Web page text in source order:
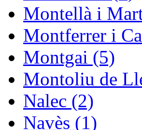
Montellà i
Montferrer i
Montgai (5)
Montoliu de
Nalec (2)
Navès (1)